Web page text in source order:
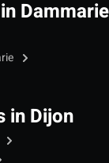
Dammarie
in Dijon